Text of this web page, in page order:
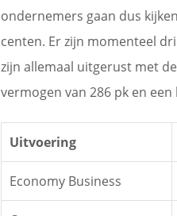
ondernemers gaan dus
centen. Er zijn momenteel
zijn allemaal uitgerust met
vermogen van 286 pk en
Uitvoering
Economy Business